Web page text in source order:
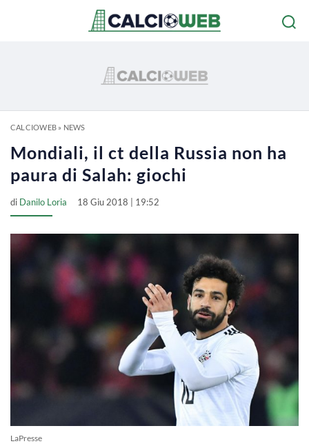
CALCIOWEB» NEWS
Mondiali, il ct della Russia non ha
paura di Salah: giochi
di Danilo Loria 18 Giu 2018 | 19:52
LaPresse